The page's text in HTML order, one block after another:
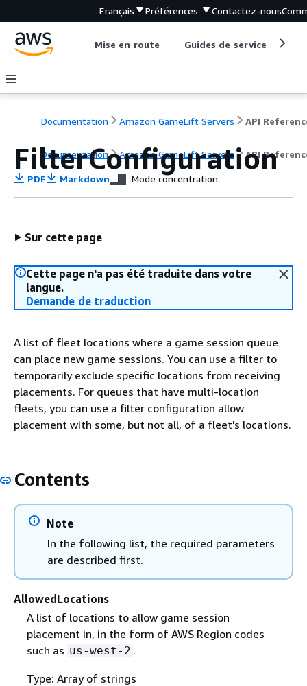
Français Préférences Contactez-nous
Mise en route Guides de service
Documentation Amazon GameLift Servers API
Documentation Amazon GameLift Servers API
FilterConfiguration
PDF Markdown Mode concentration
Sur cette page
Cette page n'a pas été traduite dans votre
langue.
Demande de traduction
A list of fleet locations where a game session queue
can place new game sessions. You can use a filter to
temporarily exclude specific locations from receiving
placements. For queues that have multi-location
fleets, you can use a filter configuration allow
placement with some, but not all, of a fleet's locations.
Contents
Note
In the following list, the required parameters
are described first.
AllowedLocations
A list of locations to allow game session
placement in, in the form of AWS Region codes
such as us-west-2 .
Type: Array of strings